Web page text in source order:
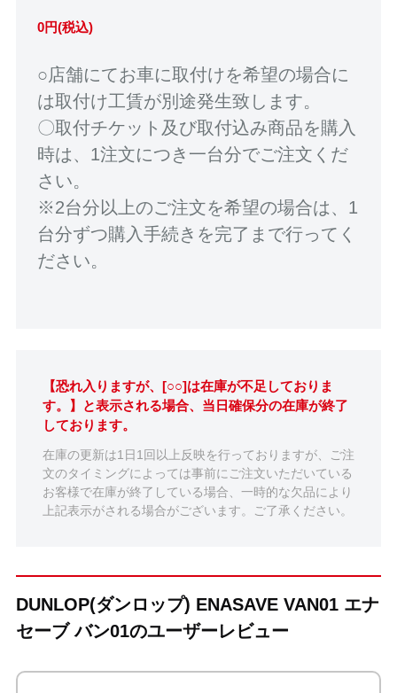
0円(税込)
○店舗にてお車に取付けを希望の場合に
は取付け工賃が別途発生致します。
〇取付チケット及び取付込み商品を購入
時は、1注文につき一台分でご注文くだ
さい。
※2台分以上のご注文を希望の場合は、1
台分ずつ購入手続きを完了まで行ってく
ださい。
【恐れ入りますが、[○○]は在庫が不足しておりま
す。】と表示される場合、当日確保分の在庫が終了
しております。
在庫の更新は1日1回以上反映を行っておりますが、ご注
文のタイミングによっては事前にご注文いただいている
お客様で在庫が終了している場合、一時的な欠品により
上記表示がされる場合がございます。ご了承ください。
DUNLOP(ダンロップ) ENASAVE VAN01 エナ
セーブ バン01のユーザーレビュー